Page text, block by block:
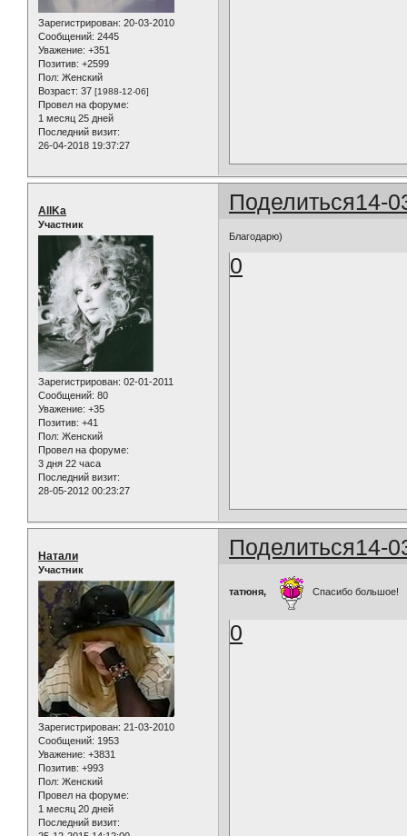
Зарегистрирован: 20-03-2010
Сообщений: 2445
Уважение: +351
Позитив: +2599
Пол: Женский
Возраст: 37 [1988-12-06]
Провел на форуме:
1 месяц 25 дней
Последний визит:
26-04-2018 19:37:27
Поделиться14-
AllKa
Участник
Зарегистрирован: 02-01-2011
Сообщений: 80
Уважение: +35
Позитив: +41
Пол: Женский
Провел на форуме:
3 дня 22 часа
Последний визит:
28-05-2012 00:23:27
Благодарю)
0
Поделиться14-
Натали
Участник
Зарегистрирован: 21-03-2010
Сообщений: 1953
Уважение: +3831
Позитив: +993
Пол: Женский
Провел на форуме:
1 месяц 20 дней
Последний визит:
татюня, Спасибо большое!
0